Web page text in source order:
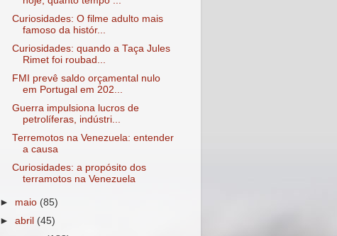
Curiosidades: O filme adulto mais
famoso da histór...
Curiosidades: quando a Taça Jules
Rimet foi roubad...
FMI prevê saldo orçamental nulo
em Portugal em 202...
Guerra impulsiona lucros de
petrolíferas, indústri...
Terremotos na Venezuela: entender
a causa
Curiosidades: a propósito dos
terramotos na Venezuela
► maio (85)
►abril (45)